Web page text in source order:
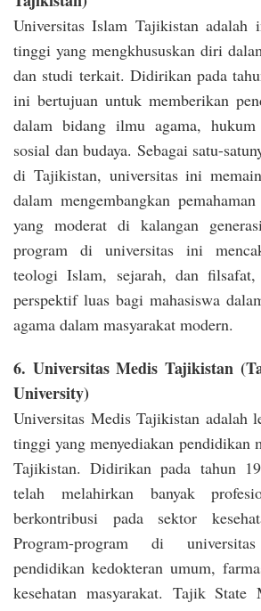
Universitas Islam Tajikistan adalah
tinggi yang mengkhususkan diri
dan studi terkait. Didirikan pada
ini bertujuan untuk memberikan
dalam bidang ilmu agama,
sosial dan budaya. Sebagai satu-
di Tajikistan, universitas ini
dalam mengembangkan
yang moderat di kalangan
program di universitas ini
teologi Islam, sejarah, dan filsafat,
perspektif luas bagi mahasiswa
agama dalam masyarakat modern.
6. Universitas Medis Tajikistan
University)
Universitas Medis Tajikistan adalah
tinggi yang menyediakan pendidikan
Tajikistan. Didirikan pada tahun
telah melahirkan banyak
berkontribusi pada sektor
Program-program di
pendidikan kedokteran umum,
kesehatan masyarakat. Tajik State